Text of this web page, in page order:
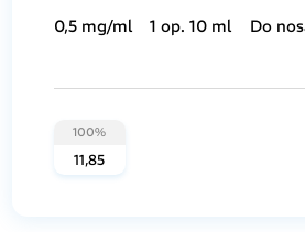
0,5 mg/ml
1 op. 10 ml Do
100%
11,85